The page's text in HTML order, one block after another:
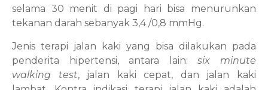
selama 30 menit di pagi hari bisa menurunkan
tekanan darah sebanyak 3,4 /0,8 mmHg.
Jenis terapi jalan kaki yang bisa dilakukan pada
penderita hipertensi, antara lain:six minute
walking test, jalan kaki cepat, dan jalan kaki